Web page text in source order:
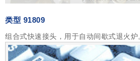
类型 91809
组合式快速接头，用于自动间歇式退火炉